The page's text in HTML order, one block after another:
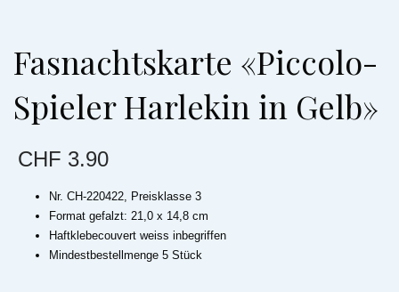
Fasnachtskarte «Piccolo-
Spieler Harlekin in Gelb»
CHF 3.90
Nr. CH-220422, Preisklasse 3
Format gefalzt: 21,0 x 14,8 cm
Haftklebecouvert weiss inbegriffen
Mindestbestellmenge 5 Stück